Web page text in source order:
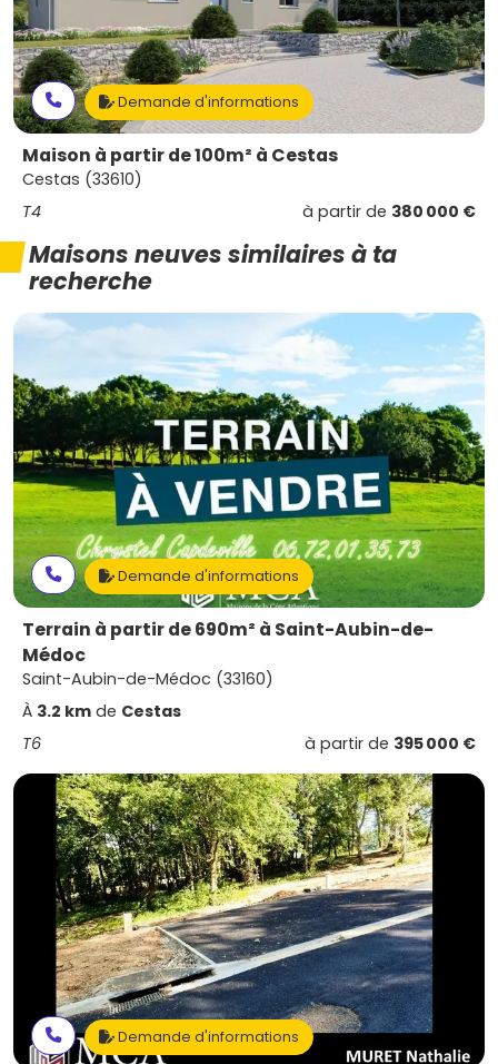
Demande d'informations
Maison à partir de 100m² à Cestas
Cestas (33610)
T4
à partir de 380 000 €
Maisons neuves similaires à ta
recherche
Demande d'informations
Terrain à partir de 690m² à Saint-Aubin-de-
Médoc
Saint-Aubin-de-Médoc (33160)
À 3.2 km de Cestas
T6
à partir de 395 000 €
Demande d'informations